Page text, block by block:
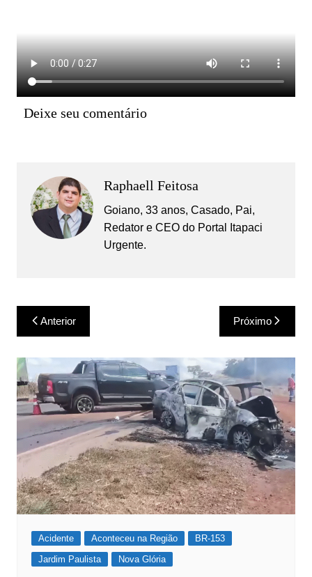
Deixe seu comentário
Raphaell Feitosa
Goiano, 33 anos, Casado, Pai,
Redator e CEO do Portal Itapaci
Urgente.
Navegação
de
Post
Anterior Próximo
Acidente Aconteceu na Região
BR-153
Jardim Paulista
Nova Glória